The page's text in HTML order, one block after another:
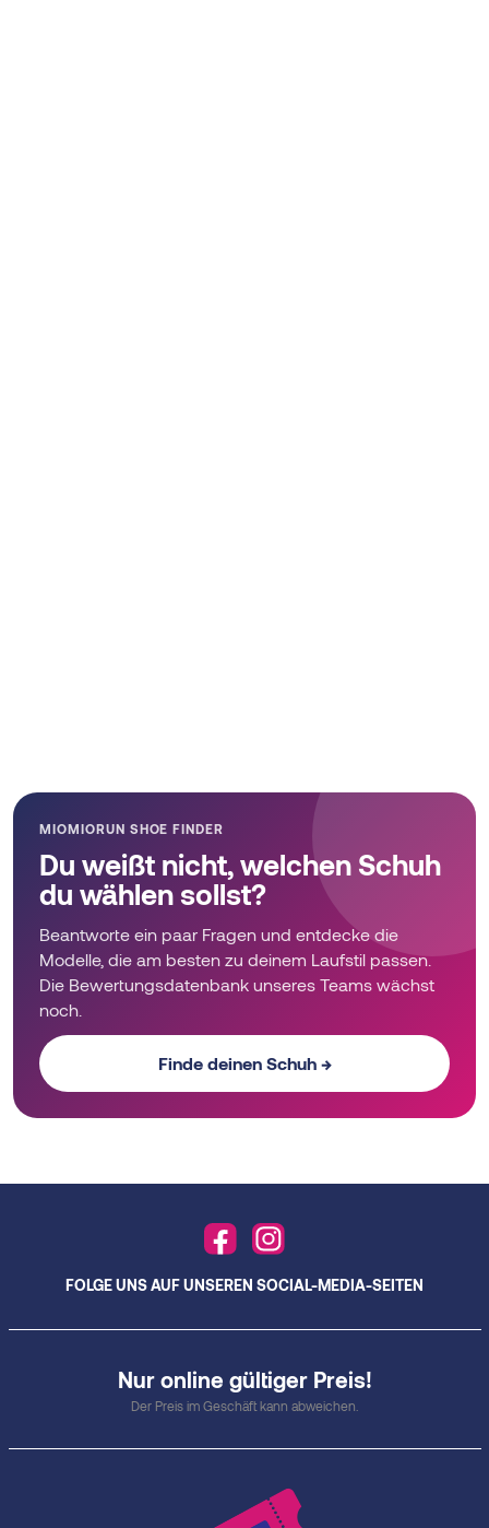
MIOMIORUN SHOE FINDER
Du weißt nicht, welchen Schuh
du wählen sollst?
Beantworte ein paar Fragen und entdecke die
Modelle, die am besten zu deinem Laufstil passen.
Die Bewertungsdatenbank unseres Teams wächst
noch.
Finde deinen Schuh →
Nur online gültiger Preis!
Der Preis im Geschäft kann abweichen.
FOLGE UNS AUF UNSEREN SOCIAL-MEDIA-SEITEN